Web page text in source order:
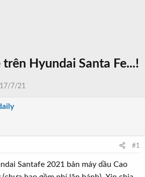
Hyundai Santa Fe...!
N17/7/21
#1
Santafe 2021 bản máy dầu Cao